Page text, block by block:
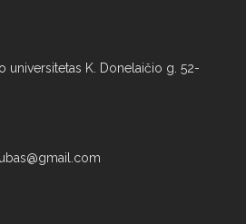
universitetas K. Donelaičio g. 52-